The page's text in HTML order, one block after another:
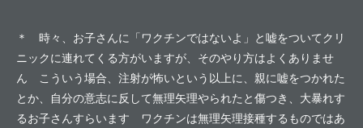
＊ 時々、お子さんに「ワクチンではないよ」と嘘をついてクリ
ニックに連れてくる方がいますが、そのやり方はよくありませ
ん こういう場合、注射が怖いという以上に、親に嘘をつかれた
とか、自分の意志に反して無理矢理やられたと傷つき、大暴れす
るお子さんすらいます ワクチンは無理矢理接種するものではあ